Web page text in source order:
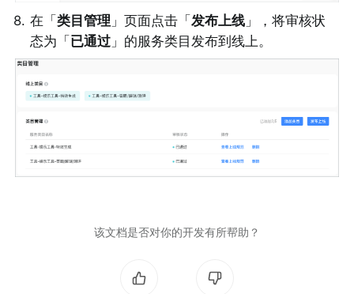
8. 在「类目管理 」页面点击「发布上线 」，将审核状
态为「已通过 」的服务类目发布到线上。
该文档是否对你的开发有所帮助？